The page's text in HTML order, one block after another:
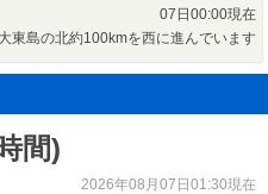
07日00:00現在
東島の北約100kmを西に進んでいます
間)
2026年08月07日01:30現在